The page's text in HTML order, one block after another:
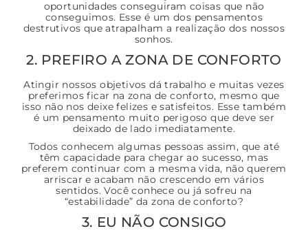
oportunidades conseguiram coisas que não
conseguimos. Esse é um dos pensamentos
destrutivos que atrapalham a realização dos nossos
sonhos.
2. PREFIRO A ZONA DE CONFORTO
Atingir nossos objetivos dá trabalho e muitas vezes
preferimos ficar na zona de conforto, mesmo que
isso não nos deixe felizes e satisfeitos. Esse também
é um pensamento muito perigoso que deve ser
deixado de lado imediatamente.
Todos conhecem algumas pessoas assim, que até
têm capacidade para chegar ao sucesso, mas
preferem continuar com a mesma vida, não querem
arriscar e acabam não crescendo em vários
sentidos. Você conhece ou já sofreu na
“estabilidade” da zona de conforto?
3. EU NÃO CONSIGO